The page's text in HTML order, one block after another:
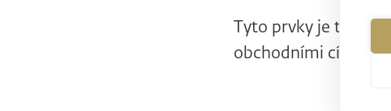
Tyto prvky je třeba
obchodními cíli a